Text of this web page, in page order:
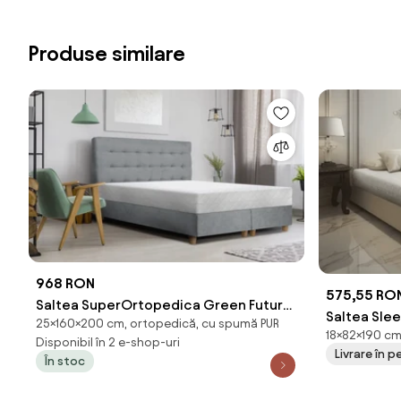
Produse similare
968 RON
Saltea SuperOrtopedica Green Future
KONFORTA Max Plus 25 cm,
160x200x25cm, Spuma poliuretanica
elastica, Husa matlasata,
25×160×200 cm, ortopedică, cu spumă PUR
Disponibil în 2 e-shop-uri
În stoc
575,55
Saltea
Tare
18×82×190
Livrare în